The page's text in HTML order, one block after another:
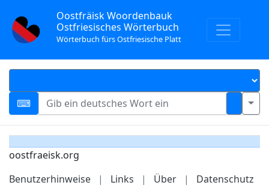
Oostfräisk Woordenbauk
Ostfriesisches Wörterbuch
Wörterbuch fürs Ostfriesische Platt
oostfraeisk.org
Benutzerhinweise
| Links | Über | Datenschutz